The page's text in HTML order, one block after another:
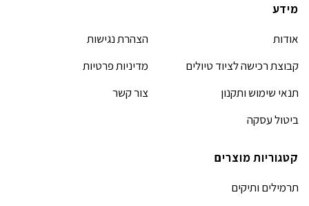
מידע
אודות
קבוצת רכישה לציוד טיולים
תנאי שימוש ותקנון
ביטול עסקה
הצהרת נגישות
מדיניות פרטיות
צור קשר
קטגוריות מוצרים
תרמילים ותיקים